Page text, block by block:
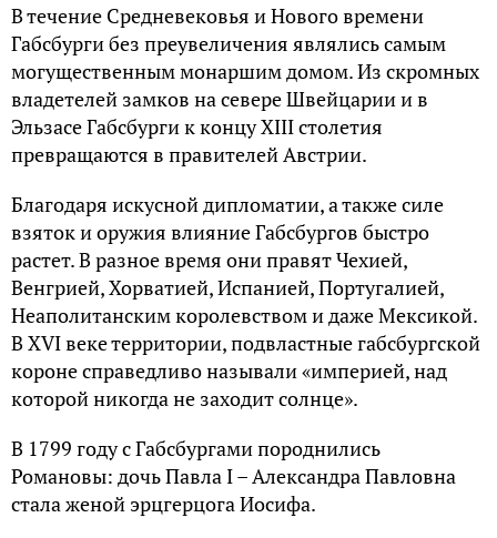
В течение Средневековья и Нового времени
Габсбурги без преувеличения являлись самым
могущественным монаршим домом. Из скромных
владетелей замков на севере Швейцарии и в
Эльзасе Габсбурги к концу XIII столетия
превращаются в правителей Австрии.
Благодаря искусной дипломатии, а также силе
взяток и оружия влияние Габсбургов быстро
растет. В разное время они правят Чехией,
Венгрией, Хорватией, Испанией, Португалией,
Неаполитанским королевством и даже Мексикой.
В XVI веке территории, подвластные габсбургской
короне справедливо называли «империей, над
которой никогда не заходит солнце».
В 1799 году с Габсбургами породнились
Романовы: дочь Павла I – Александра Павловна
стала женой эрцгерцога Иосифа.